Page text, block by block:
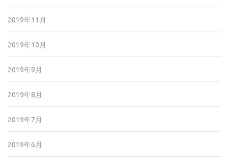
2019年11月
2019年10月
2019年9月
2019年8月
2019年7月
2019年6月